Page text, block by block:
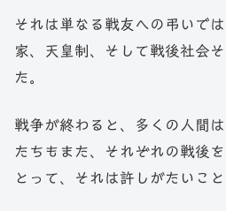
それは単なる戦友への弔いで
家、天皇制、そして戦後社会
た。
戦争が終わると、多くの人間
たちもまた、それぞれの戦後
とって、それは許しがたいこ